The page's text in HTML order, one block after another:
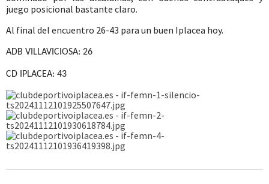
juego posicional bastante claro.
Al final del encuentro 26-43 para un buen Iplacea hoy.
ADB VILLAVICIOSA: 26
CD IPLACEA: 43